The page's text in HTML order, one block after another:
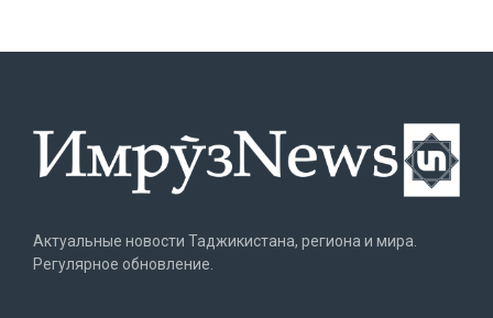
Актуальные новости Таджикистана, региона и мира.
Регулярное обновление.